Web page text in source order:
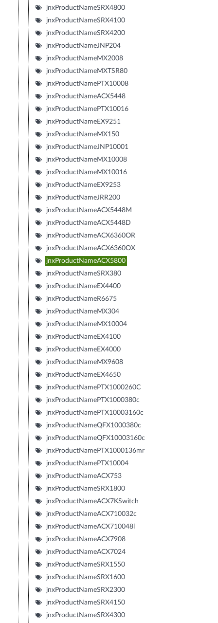
jnxProductNameSRX4800
jnxProductNameSRX4100
jnxProductNameSRX4200
jnxProductNameJNP204
jnxProductNameMX2008
jnxProductNameMXTSR80
jnxProductNamePTX10008
jnxProductNameACX5448
jnxProductNamePTX10016
jnxProductNameEX9251
jnxProductNameMX150
jnxProductNameJNP10001
jnxProductNameMX10008
jnxProductNameMX10016
jnxProductNameEX9253
jnxProductNameJRR200
jnxProductNameACX5448M
jnxProductNameACX5448D
jnxProductNameACX6360OR
jnxProductNameACX6360OX
jnxProductNameACX5800
jnxProductNameSRX380
jnxProductNameEX4400
jnxProductNameR6675
jnxProductNameMX304
jnxProductNameMX10004
jnxProductNameEX4100
jnxProductNameEX4000
jnxProductNameMX9608
jnxProductNameEX4650
jnxProductNamePTX1000260C
jnxProductNamePTX1000380c
jnxProductNamePTX10003160c
jnxProductNameQFX1000380c
jnxProductNameQFX10003160c
jnxProductNamePTX1000136mr
jnxProductNamePTX10004
jnxProductNameACX753
jnxProductNameSRX1800
jnxProductNameACX7KSwitch
jnxProductNameACX710032c
jnxProductNameACX710048l
jnxProductNameACX7908
jnxProductNameACX7024
jnxProductNameSRX1550
jnxProductNameSRX1600
jnxProductNameSRX2300
jnxProductNameSRX4150
jnxProductNameSRX4300